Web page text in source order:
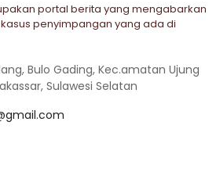
portal berita yang mengabarkan
penyimpangan yang ada di
Bulo Gading, Kec.amatan Ujung
Sulawesi Selatan